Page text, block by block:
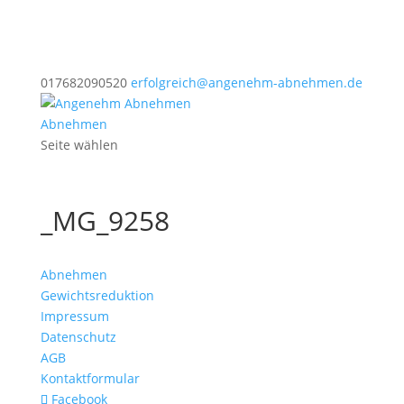
017682090520 erfolgreich@angenehm-abnehmen.de
Abnehmen
Seite wählen
_MG_9258
Abnehmen
Gewichtsreduktion
Impressum
Datenschutz
AGB
Kontaktformular
Facebook